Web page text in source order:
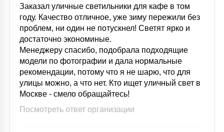
Заказал уличные светильники для кафе в том
году. Качество отличное, уже зиму пережили без
проблем, ни один не потускнел! Светят ярко и
достаточно экономиные.
Менеджеру спасибо, подобрала подходящие
модели по фотографии и дала нормальные
рекомендации, потому что я не шарю, что для
улицы можно, а что нет. Кто ищет уличный свет в
Москве - смело обращайтесь!
Посмотреть ответ организации